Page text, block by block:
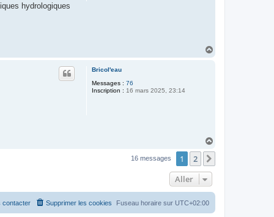
hydrologiques
Bricol'eau
Messages : 76
Inscription : 16 mars 2025, 23:14
t
16 messages 1 2
Aller
Fuseau horaire sur UTC+02:00
Supprimer les cookies
contacter